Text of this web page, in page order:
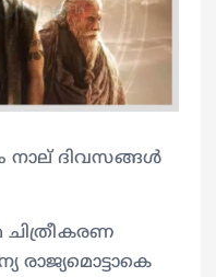
നാല് ദിവസങ്ങള്‍
ചിത്രീകരണ
രാജ്യമൊട്ടാകെ